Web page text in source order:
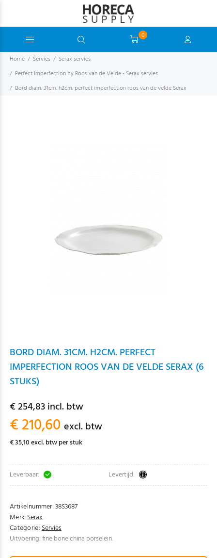
0
Home Servies
Serax servies
Perfect Imperfection by Roos van de Velde - Serax servies
Bord diam. 31cm. h2cm. perfect imperfection roos van de velde Serax
BORD DIAM. 31CM. H2CM. PERFECT
IMPERFECTION ROOS VAN DE VELDE SERAX (6
STUKS)
€ 254,83 incl. btw
€ 210,60 excl. btw
€ 35,10 excl. btw per stuk
Leverbaar: Levertijd:
Artikelnummer:38S3687
Merk:Serax
Categorie:Servies
Uitvoering: fine bone china porselein.